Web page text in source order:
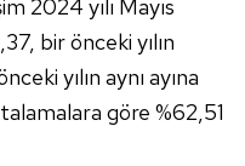
2024 yılı Mayıs
bir önceki yılın
yılın aynı ayına
göre %62,51